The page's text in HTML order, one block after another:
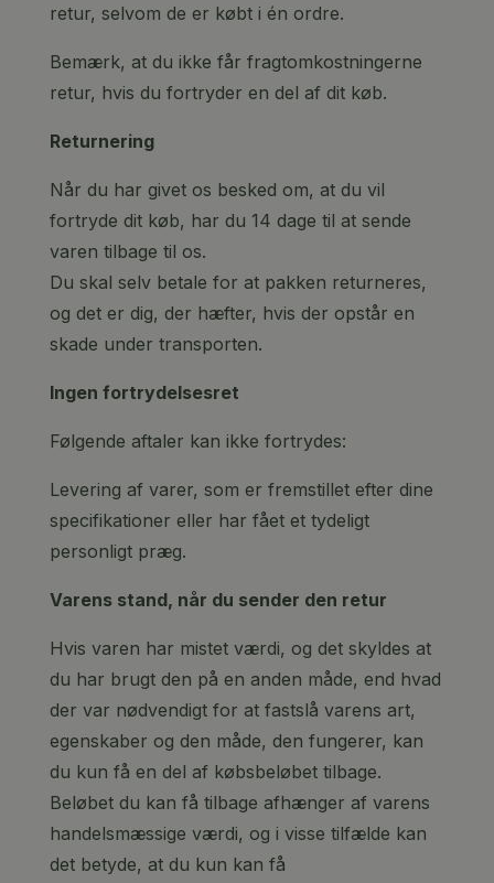
retur, selvom de er købt i én ordre.
Bemærk, at du ikke får fragtomkostningerne
retur, hvis du fortryder en del af dit køb.
Returnering
Når du har givet os besked om, at du vil
fortryde dit køb, har du 14 dage til at sende
varen tilbage til os.
Du skal selv betale for at pakken returneres,
og det er dig, der hæfter, hvis der opstår en
skade under transporten.
Ingen fortrydelsesret
Følgende aftaler kan ikke fortrydes:
Levering af varer, som er fremstillet efter dine
specifikationer eller har fået et tydeligt
personligt præg.
Varens stand, når du sender den retur
Hvis varen har mistet værdi, og det skyldes at
du har brugt den på en anden måde, end hvad
der var nødvendigt for at fastslå varens art,
egenskaber og den måde, den fungerer, kan
du kun få en del af købsbeløbet tilbage.
Beløbet du kan få tilbage afhænger af varens
handelsmæssige værdi, og i visse tilfælde kan
det betyde, at du kun kan få